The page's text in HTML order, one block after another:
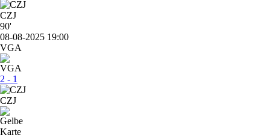
CZJ
90'
08-08-2025 19:00
VGA
2 - 1
CZJ